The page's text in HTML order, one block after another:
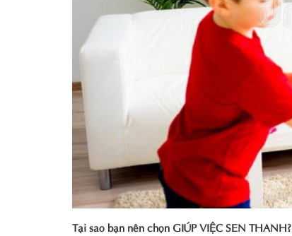
Tại sao bạn nên chọn GIÚP VIỆC SEN THANH?